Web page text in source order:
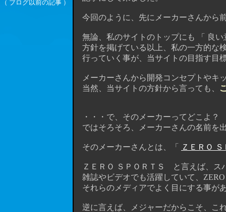
今回のように、先にメーカーさんから
無論、私のサイトのトップにも 「 良
方針を掲げている以上、私の一方的な
行っていく事が、当サイトの目指す目
メーカーさんから開発コンセプトやキ
当然、当サイトの方針から言っても、
・・・で、そのメーカーってどこよ？
ではそろそろ、メーカーさんの名前を
そのメーカーさんとは、「 ＺＥＲＯ
ＺＥＲＯ ＳＰＯＲＴＳ と言えば、ス
雑誌やビデオでも活躍していて、
それらのメディアでよく目にする事が
逆に言えば、メジャーだからこそ、こ